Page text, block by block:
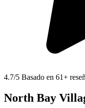
4.7/5 Basado en 61+
North Bay